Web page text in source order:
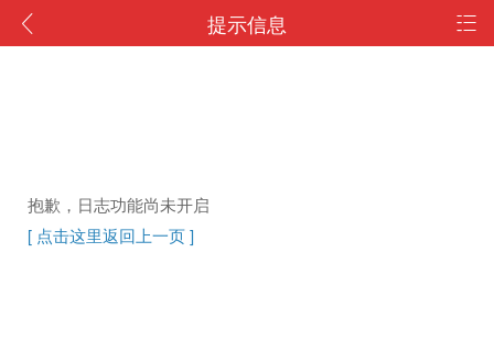
提示信息
抱歉，日志功能尚未开启
[ 点击这里返回上一页 ]